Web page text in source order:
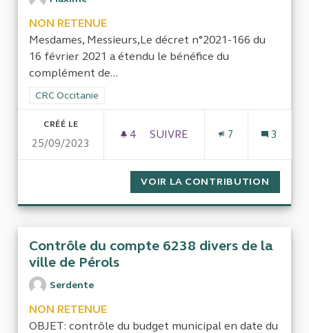
NON RETENUE
Mesdames, Messieurs,Le décret n°2021-166 du
16 février 2021 a étendu le bénéfice du
complément de...
Filtrer les résultats de la catégorie : CRC Occitanie
CRC Occitanie
CRÉÉ LE
25/09/2023
4 4 ABONNÉS
SUIVRE
7 3
VOIR LA CONTRIBUTION
Contrôle du compte 6238 divers de la
ville de Pérols
Serdente
NON RETENUE
OBJET: contrôle du budget municipal en date du